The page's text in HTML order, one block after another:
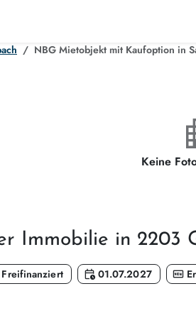
NBG Mietobjekt mit Kaufoption in
Keine
Immobilie in 2203
Freifinanziert calendar_clock 01.07.2027 fiber_new